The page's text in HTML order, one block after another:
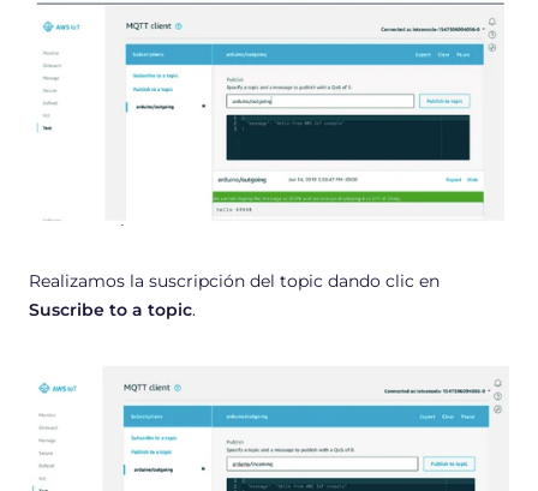
Realizamos la suscripción del topic dando clic en
Suscribe to a topic.